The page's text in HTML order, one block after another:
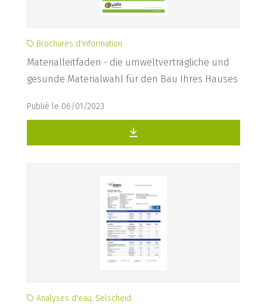
Brochures d'information
Materialleitfaden - die umweltverträgliche und
gesunde Materialwahl für den Bau Ihres Hauses
Publié le 06/01/2023
Analyses d'eau, Selscheid